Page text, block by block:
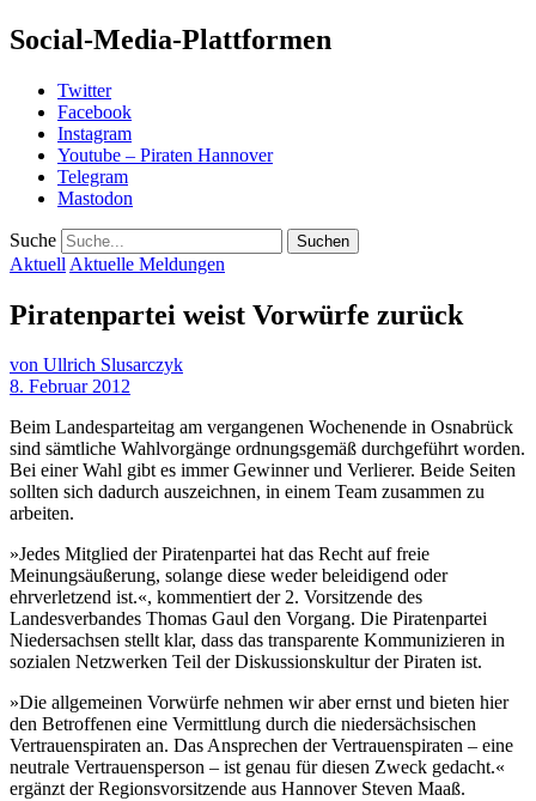
Social-Media-Plattformen
Twitter
Facebook
Instagram
Youtube – Piraten Hannover
Telegram
Mastodon
Suche
Aktuell Aktuelle Meldungen
Piratenpartei weist Vorwürfe zurück
von Ullrich Slusarczyk
8. Februar 2012
Beim Landesparteitag am vergangenen Wochenende in Osnabrück
sind sämtliche Wahlvorgänge ordnungsgemäß durchgeführt worden.
Bei einer Wahl gibt es immer Gewinner und Verlierer. Beide Seiten
sollten sich dadurch auszeichnen, in einem Team zusammen zu
arbeiten.
»Jedes Mitglied der Piratenpartei hat das Recht auf freie
Meinungsäußerung, solange diese weder beleidigend oder
ehrverletzend ist.«, kommentiert der 2. Vorsitzende des
Landesverbandes Thomas Gaul den Vorgang. Die Piratenpartei
Niedersachsen stellt klar, dass das transparente Kommunizieren in
sozialen Netzwerken Teil der Diskussionskultur der Piraten ist.
»Die allgemeinen Vorwürfe nehmen wir aber ernst und bieten hier
den Betroffenen eine Vermittlung durch die niedersächsischen
Vertrauenspiraten an. Das Ansprechen der Vertrauenspiraten – eine
neutrale Vertrauensperson – ist genau für diesen Zweck gedacht.«
ergänzt der Regionsvorsitzende aus Hannover Steven Maaß.